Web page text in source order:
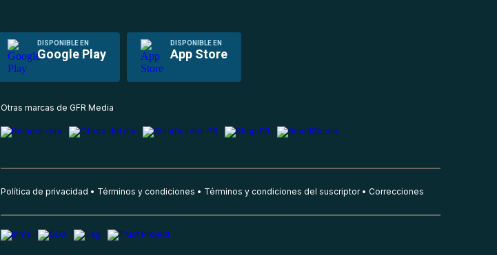
DISPONIBLE EN
Google Play
DISPONIBLE EN
App Store
Otras marcas de GFR Media
Política de privacidad Términos y condiciones Términos y condiciones del suscriptor Correcciones